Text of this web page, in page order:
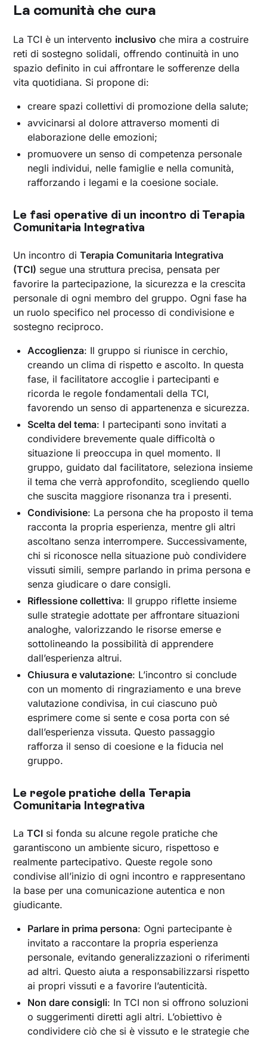
La comunità che cura
La TCI è un intervento inclusivo che mira a costruire
reti di sostegno solidali, offrendo continuità in uno
spazio definito in cui affrontare le sofferenze della
vita quotidiana. Si propone di:
creare spazi collettivi di promozione della salute;
avvicinarsi al dolore attraverso momenti di
elaborazione delle emozioni;
promuovere un senso di competenza personale
negli individui, nelle famiglie e nella comunità,
rafforzando i legami e la coesione sociale.
Le fasi operative di un incontro di Terapia
Comunitaria Integrativa
Un incontro diTerapia Comunitaria Integrativa
(TCI) segue una struttura precisa, pensata per
favorire la partecipazione, la sicurezza e la crescita
personale di ogni membro del gruppo. Ogni fase ha
un ruolo specifico nel processo di condivisione e
sostegno reciproco.
Accoglienza: Il gruppo si riunisce in cerchio,
creando un clima di rispetto e ascolto. In questa
fase, il facilitatore accoglie i partecipanti e
ricorda le regole fondamentali della TCI,
favorendo un senso di appartenenza e sicurezza.
Scelta del tema: I partecipanti sono invitati a
condividere brevemente quale difficoltà o
situazione li preoccupa in quel momento. Il
gruppo, guidato dal facilitatore, seleziona insieme
il tema che verrà approfondito, scegliendo quello
che suscita maggiore risonanza tra i presenti.
Condivisione: La persona che ha proposto il tema
racconta la propria esperienza, mentre gli altri
ascoltano senza interrompere. Successivamente,
chi si riconosce nella situazione può condividere
vissuti simili, sempre parlando in prima persona e
senza giudicare o dare consigli.
Riflessione collettiva: Il gruppo riflette insieme
sulle strategie adottate per affrontare situazioni
analoghe, valorizzando le risorse emerse e
sottolineando la possibilità di apprendere
dall’esperienza altrui.
Chiusura e valutazione: L’incontro si conclude
con un momento di ringraziamento e una breve
valutazione condivisa, in cui ciascuno può
esprimere come si sente e cosa porta con sé
dall’esperienza vissuta. Questo passaggio
rafforza il senso di coesione e la fiducia nel
gruppo.
Le regole pratiche della Terapia
Comunitaria Integrativa
LaTCI si fonda su alcune regole pratiche che
garantiscono un ambiente sicuro, rispettoso e
realmente partecipativo. Queste regole sono
condivise all’inizio di ogni incontro e rappresentano
la base per una comunicazione autentica e non
giudicante.
Parlare in prima persona: Ogni partecipante è
invitato a raccontare la propria esperienza
personale, evitando generalizzazioni o riferimenti
ad altri. Questo aiuta a responsabilizzarsi rispetto
ai propri vissuti e a favorire l’autenticità.
Non dare consigli: In TCI non si offrono soluzioni
o suggerimenti diretti agli altri. L’obiettivo è
condividere ciò che si è vissuto e le strategie che